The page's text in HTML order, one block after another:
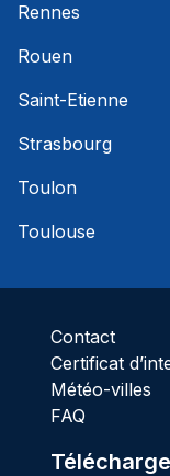
Rennes
Rouen
Saint-Etienne
Strasbourg
Toulon
Toulouse
Contact
Certificat
Météo-villes
FAQ